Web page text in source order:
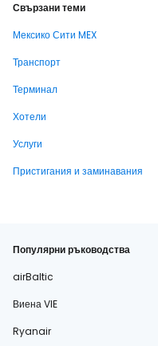
Свързани теми
Мексико Сити MEX
Транспорт
Терминал
Хотели
Услуги
Пристигания и заминавания
Популярни ръководства
airBaltic
Виена VIE
Ryanair